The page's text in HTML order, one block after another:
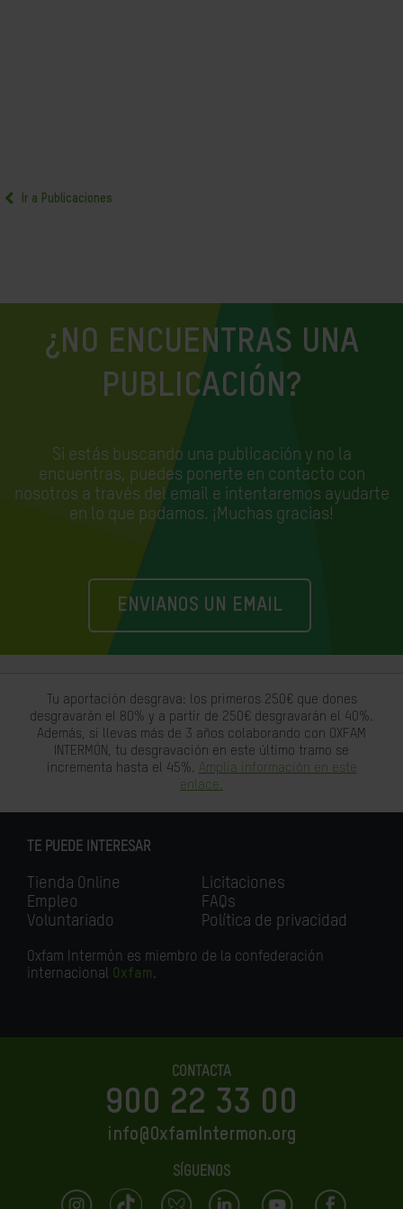
Ir a Publicaciones
¿NO ENCUENTRAS UNA
PUBLICACIÓN?
Si estás buscando una publicación y no la
encuentras, puedes ponerte en contacto con
nosotros a través del email e intentaremos ayudarte
en lo que podamos. ¡Muchas gracias!
ENVIANOS UN EMAIL
Tu aportación desgrava: los primeros 250€ que dones
desgravarán el 80% y a partir de 250€ desgravarán el 40%.
Además, si llevas más de 3 años colaborando con OXFAM
INTERMÓN, tu desgravación en este último tramo se
incrementa hasta el 45%. Amplia información en este
enlace.
TE PUEDE INTERESAR
Tienda Online
Empleo
Voluntariado
Licitaciones
FAQs
Política de privacidad
Oxfam Intermón es miembro de la confederación
internacional Oxfam.
CONTACTA
900 22 33 00
info@OxfamIntermon.org
SÍGUENOS